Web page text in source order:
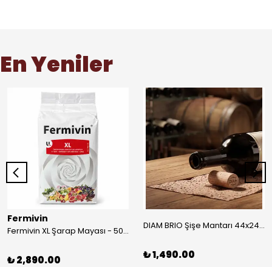
En Yeniler
Fermivin
Fermivin XL Şarap Mayası - 500 gram
₺ 2,890.00
DIAM BRIO Şişe Mantarı 44x24.5 mm 100 Adet
₺ 1,490.00